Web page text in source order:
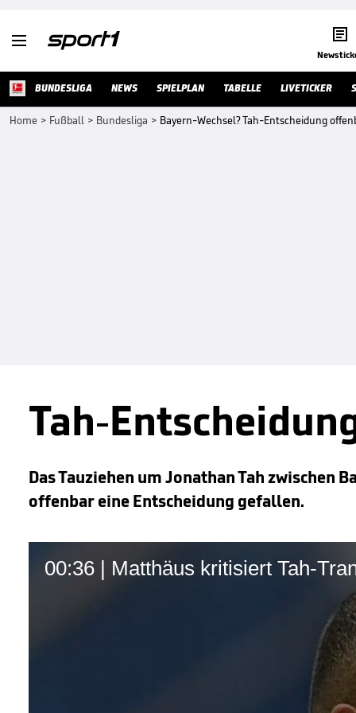
 
BUNDESLIGA NEWS SPIELPLAN TABELLE LIVETICKER
Home > Fußball > Bundesliga > Bayern-Wechsel? Tah-Entscheidung
Tah-
Das Tauziehen um Jonathan Tah zwischen
offenbar eine Entscheidung gefallen.
00:36 | Matthäus kritisiert Tah-